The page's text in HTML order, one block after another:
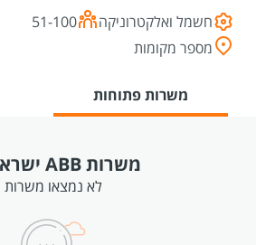
חשמל ואלקטרוניקה
51-100
מספר מקומות
משרות פתוחות
משרות ABB ישראל
לא נמצאו משרות